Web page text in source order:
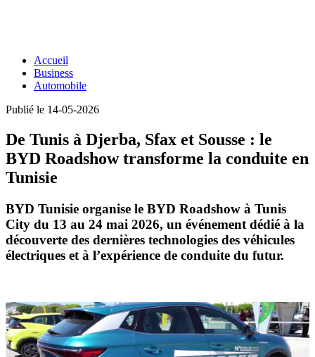
Accueil
Business
Automobile
Publié le 14-05-2026
De Tunis à Djerba, Sfax et Sousse : le
BYD Roadshow transforme la conduite en
Tunisie
BYD Tunisie organise le BYD Roadshow à Tunis
City du 13 au 24 mai 2026, un événement dédié à la
découverte des dernières technologies des véhicules
électriques et à l’expérience de conduite du futur.